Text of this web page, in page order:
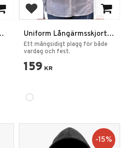
Add to favorites
Uniform Långärmsskjorta
Vit Dam
Ett mångsidigt plagg för både
vardag och fest.
159 KR
15%